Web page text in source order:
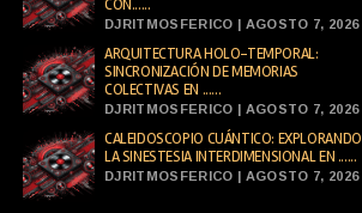
CON......
DJRITMOSFERICO | AGOSTO 7, 2026
ARQUITECTURA HOLO-TEMPORAL:
SINCRONIZACIÓN DE MEMORIAS
COLECTIVAS EN ......
DJRITMOSFERICO | AGOSTO 7, 2026
CALEIDOSCOPIO CUÁNTICO: EXPLORANDO
LA SINESTESIA INTERDIMENSIONAL EN ......
DJRITMOSFERICO | AGOSTO 7, 2026